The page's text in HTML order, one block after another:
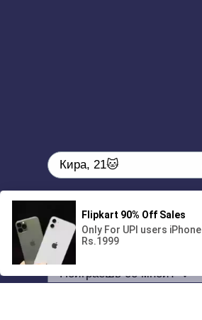
01/07
00:00
Кира, 21🐱
Поиграешь со мной? 💖🐾